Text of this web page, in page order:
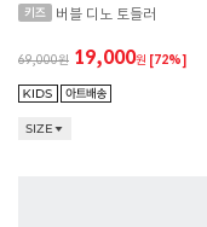
버블 디노 토들러
69,000 19,000원 [72%]
SIZE